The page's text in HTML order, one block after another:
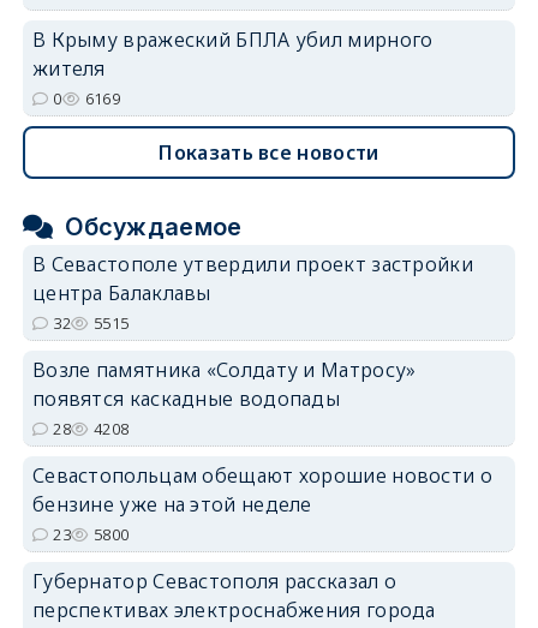
В Крыму вражеский БПЛА убил мирного
жителя
0 6169
Показать все новости
Обсуждаемое
В Севастополе утвердили проект застройки
центра Балаклавы
32 5515
Возле памятника «Солдату и Матросу»
появятся каскадные водопады
28 4208
Севастопольцам обещают хорошие новости о
бензине уже на этой неделе
23 5800
Губернатор Севастополя рассказал о
перспективах электроснабжения города